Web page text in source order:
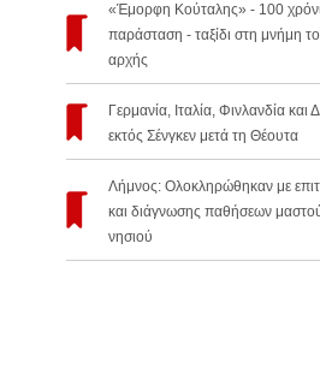
«Έμορφη Κούταλης» - 100
παράσταση - ταξίδι στη μνήμη
αρχής
Γερμανία, Ιταλία, Φινλανδία και
εκτός Σένγκεν μετά τη Θέουτα
Λήμνος: Ολοκληρώθηκαν με
και διάγνωσης παθήσεων
νησιού